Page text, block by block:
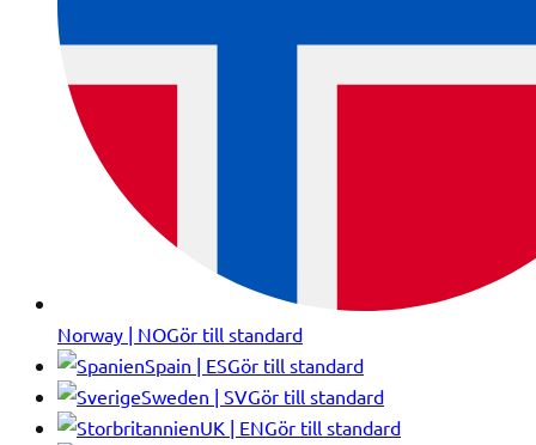
Norway | NOGör till standard
Spain | ESGör till standard
Sweden | SVGör till standard
UK | ENGör till standard